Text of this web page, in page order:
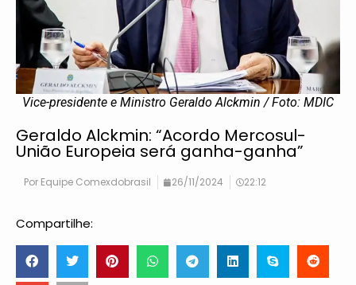
Vice-presidente e Ministro Geraldo Alckmin / Foto: MDIC
Geraldo Alckmin: “Acordo Mercosul-
União Europeia será ganha-ganha”
Por Equipe Comexdobrasil 26/11/2024 22:12
Compartilhe: